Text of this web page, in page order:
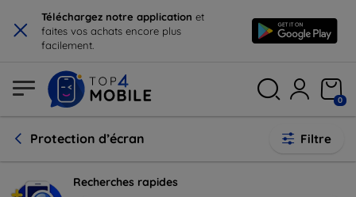
× Téléchargez notre application et
faites vos achats encore plus
facilement.
0
Protection d’écran Filtre
Recherches rapides